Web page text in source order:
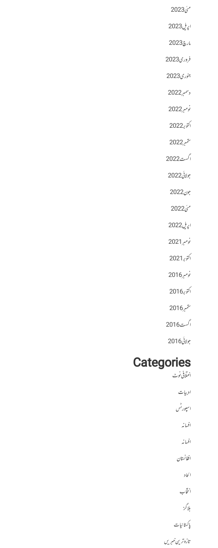
مئی 2023
اپریل 2023
مارچ 2023
فروری 2023
جنوری 2023
دسمبر 2022
نومبر 2022
اکتوبر 2022
ستمبر 2022
اگست 2022
جولائی 2022
جون 2022
مئی 2022
اپریل 2022
نومبر 2021
اکتوبر 2021
نومبر 2016
اکتوبر 2016
ستمبر 2016
اگست 2016
جولائی 2016
Categories
اختلافی نوٹ
ادبیات
اسپورٹس
افسانہ
افسانہ
افغانستان
الحاد
انتخاب
بلاگز
پاکستانیات
تازہ ترین خبریں